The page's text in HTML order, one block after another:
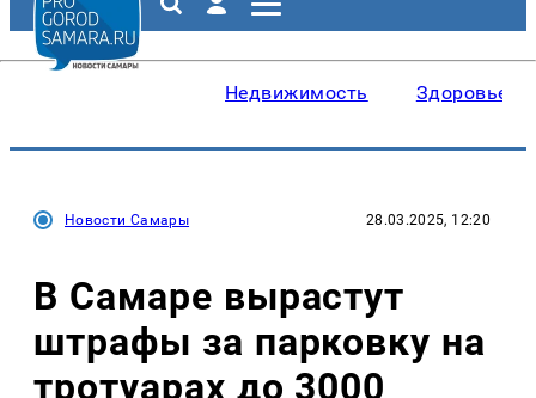
Недвижимость Здоровье
Новости Самары 28.03.2025, 12:20
В Самаре вырастут
штрафы за парковку на
тротуарах до 3000